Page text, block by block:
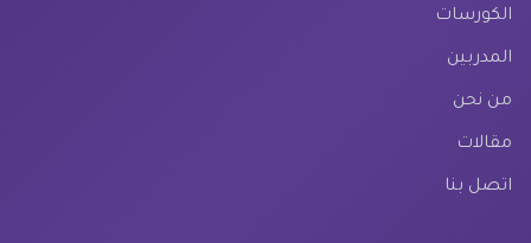
الكورسات
المدربين
من نحن
مقالات
اتصل بنا